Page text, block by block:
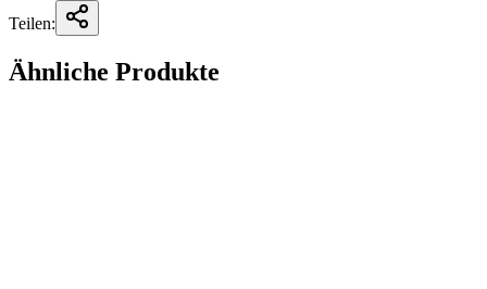
Teilen:
Ähnliche Produkte